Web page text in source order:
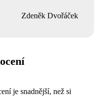
Zdeněk Dvořáček
je snadnější, než si